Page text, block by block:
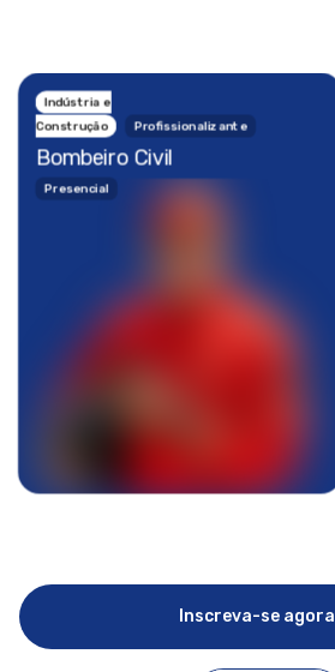
Indústria e
Construção Profissionalizante
Bombeiro Civil
Presencial
Inscreva-se agora